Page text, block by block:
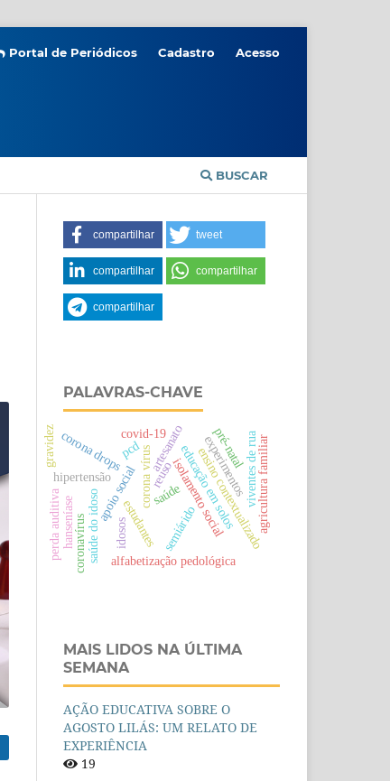
BUSCAR
Portal de Periódicos Cadastro Acesso
compartilhar tweet
compartilhar compartilhar
compartilhar
PALAVRAS-CHAVE
corona vírus isolamento social
semiárido
estudantes
apoio social
saúde do idoso educação em solos
alfabetização pedológica
ensino contextualizado
corona drops
coronavírus
experimentos
hipertensão
covid-19
saúde
artesanato
reuso
hanseníase
viventes de rua
idosos
pcd agricultura familiar
perda auditiva
pré-natal
gravidez
MAIS LIDOS NA ÚLTIMA
SEMANA
AÇÃO EDUCATIVA SOBRE O
AGOSTO LILÁS: UM RELATO DE
EXPERIÊNCIA
19